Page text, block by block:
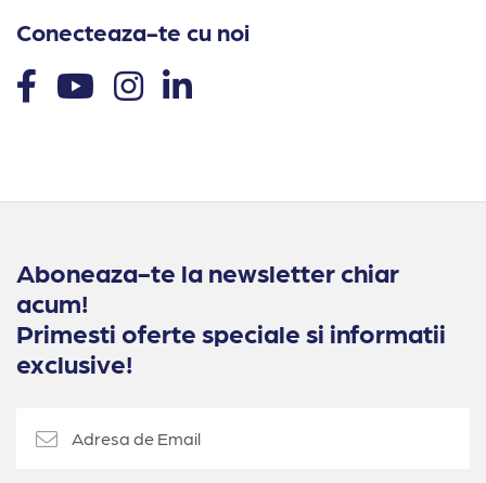
Conecteaza-te cu noi
Aboneaza-te la newsletter chiar
acum!
Primesti oferte speciale si informatii
exclusive!